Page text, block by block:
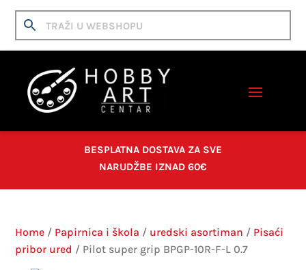
BESPLATNA DOSTAVA ZA SVE
NARUDŽBE IZNAD 60€
Home / Papirnica i škola / uredski asortiman / Pisaći
pribor ured / Pilot super grip BPGP-10R-F-L 0.7